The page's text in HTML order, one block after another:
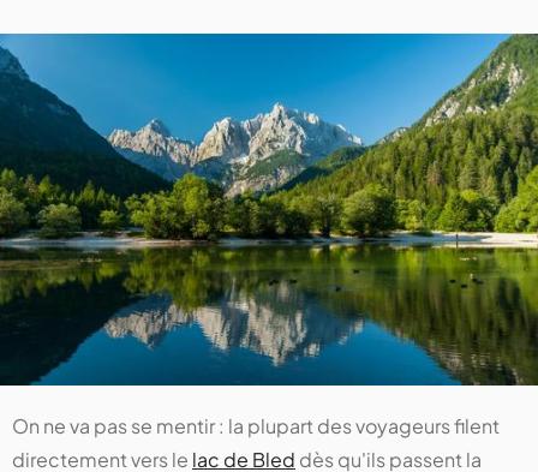
On ne va pas se mentir : la plupart des voyageurs filent
directement vers le lac de Bled dès qu'ils passent la